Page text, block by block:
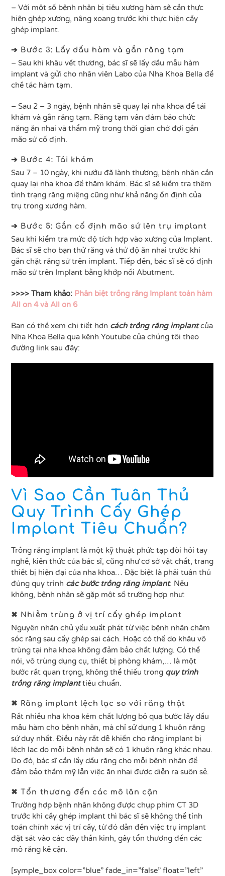
– Với một số bệnh nhân bị tiêu xương hàm sẽ cần thực
hiện ghép xương, nâng xoang trước khi thực hiện cấy
ghép implant.
➔ Bước 3: Lấy dấu hàm và gắn răng tạm
– Sau khi khâu vết thương, bác sĩ sẽ lấy dấu mẫu hàm
implant và gửi cho nhân viên Labo của Nha Khoa Bella để
chế tác hàm tạm.
– Sau 2 – 3 ngày, bệnh nhân sẽ quay lại nha khoa để tái
khám và gắn răng tạm. Răng tạm vẫn đảm bảo chức
năng ăn nhai và thẩm mỹ trong thời gian chờ đợi gắn
mão sứ cố định.
➔ Bước 4: Tái khám
Sau 7 – 10 ngày, khi nướu đã lành thương, bệnh nhân cần
quay lại nha khoa để thăm khám. Bác sĩ sẽ kiểm tra thêm
tình trạng răng miệng cũng như khả năng ổn định của
trụ trong xương hàm.
➔ Bước 5: Gắn cố định mão sứ lên trụ implant
Sau khi kiểm tra mức độ tích hợp vào xương của Implant.
Bác sĩ sẽ cho bạn thử răng và thử độ ăn nhai trước khi
gắn chặt răng sứ trên implant. Tiếp đến, bác sĩ sẽ cố định
mão sứ trên Implant bằng khớp nối Abutment.
>>>> Tham khảo: Phân biệt trồng răng Implant toàn hàm
All on 4 và All on 6
Bạn có thể xem chi tiết hơn cách trồng răng implantcủa
Nha Khoa Bella qua kênh Youtube của chúng tôi theo
đường link sau đây:
Vì Sao Cần Tuân Thủ
Quy Trình Cấy Ghép
Implant Tiêu Chuẩn?
Trồng răng implant là một kỹ thuật phức tạp đòi hỏi tay
nghề, kiến thức của bác sĩ, cũng như cơ sở vật chất, trang
thiết bị hiện đại của nha khoa… Đặc biệt là phải tuân thủ
đúng quy trình các bước trồng răng implant. Nếu
không, bệnh nhân sẽ gặp một số trường hợp như:
✖ Nhiễm trùng ở vị trí cấy ghép implant
Nguyên nhân chủ yếu xuất phát từ việc bệnh nhân chăm
sóc răng sau cấy ghép sai cách. Hoặc có thể do khâu vô
trùng tại nha khoa không đảm bảo chất lượng. Có thể
nói, vô trùng dụng cụ, thiết bị phòng khám,… là một
bước rất quan trọng, không thể thiếu trong quy trình
trồng răng implanttiêu chuẩn.
✖ Răng implant lệch lạc so với răng thật
Rất nhiều nha khoa kém chất lượng bỏ qua bước lấy dấu
mẫu hàm cho bệnh nhân, mà chỉ sử dụng 1 khuôn răng
sứ duy nhất. Điều này rất dễ khiến cho răng implant bị
lệch lạc do mỗi bệnh nhân sẽ có 1 khuôn răng khác nhau.
Do đó, bác sĩ cần lấy dấu răng cho mỗi bệnh nhân để
đảm bảo thẩm mỹ lẫn việc ăn nhai được diễn ra suôn sẻ.
✖ Tổn thương đến các mô lân cận
Trường hợp bệnh nhân không được chụp phim CT 3D
trước khi cấy ghép implant thì bác sĩ sẽ không thể tính
toán chính xác vị trí cấy, từ đó dẫn đến việc trụ implant
đặt sát vào các dây thần kinh, gây tổn thương đến các
mô răng kế cận.
[symple_box color=”blue” fade_in=”false” float=”left”